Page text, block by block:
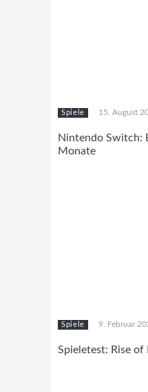
Spiele 15. August
Nintendo Switch:
Monate
Spiele 9. Februar
Spieletest: Rise of